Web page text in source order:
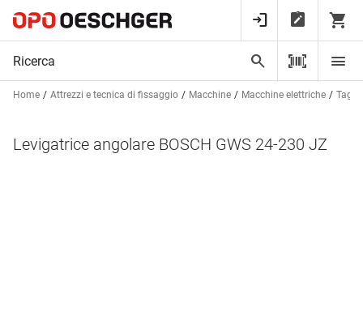
Home Attrezzi e tecnica di fissaggio Macchine Macchine elettriche
Levigatrice angolare BOSCH GWS 24-230 JZ